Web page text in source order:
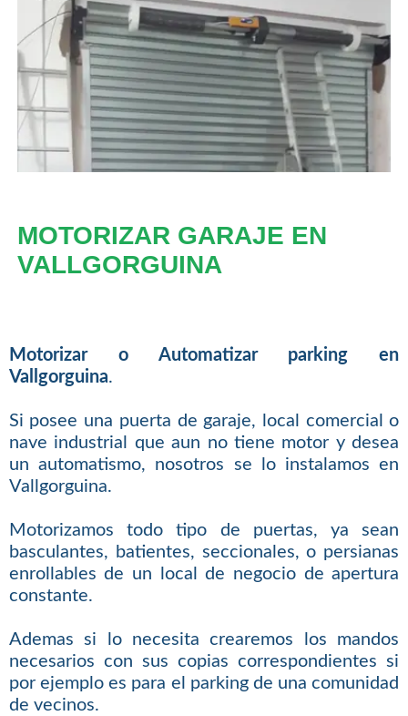
MOTORIZAR GARAJE EN
VALLGORGUINA
Motorizar o Automatizar parking en
Vallgorguina.
Si posee una puerta de garaje, local comercial o
nave industrial que aun no tiene motor y desea
un automatismo, nosotros se lo instalamos en
Vallgorguina.
Motorizamos todo tipo de puertas, ya sean
basculantes, batientes, seccionales, o persianas
enrollables de un local de negocio de apertura
constante.
Ademas si lo necesita crearemos los mandos
necesarios con sus copias correspondientes si
por ejemplo es para el parking de una comunidad
de vecinos.